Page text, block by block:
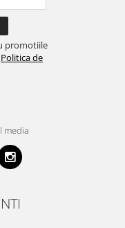
promotiile
Politica de
media